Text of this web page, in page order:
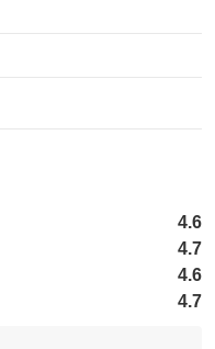
）
4.6
4.7
4.6
4.7